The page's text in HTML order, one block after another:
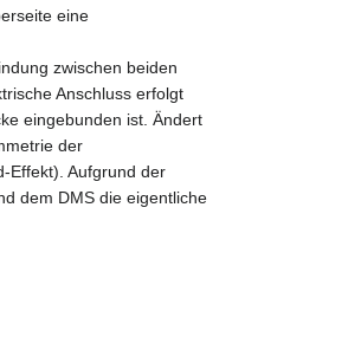
eine
zwischen beiden
Anschluss erfolgt
eingebunden ist. Ändert
der
Effekt). Aufgrund der
dem DMS die eigentliche